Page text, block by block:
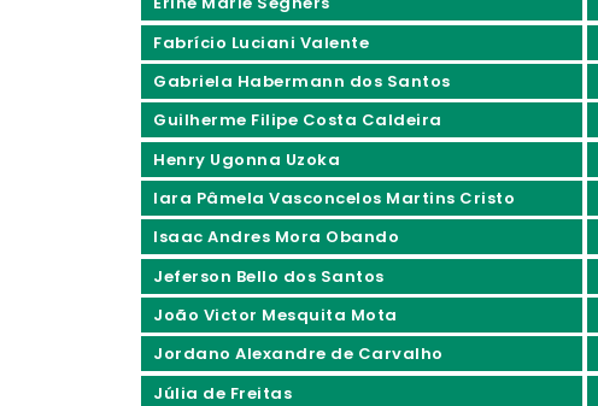
Fabrício Luciani Valente
Gabriela Habermann dos Santos
Guilherme Filipe Costa Caldeira
Henry Ugonna Uzoka
Iara Pâmela Vasconcelos Martins Cristo
Isaac Andres Mora Obando
Jeferson Bello dos Santos
João Victor Mesquita Mota
Jordano Alexandre de Carvalho
Júlia de Freitas